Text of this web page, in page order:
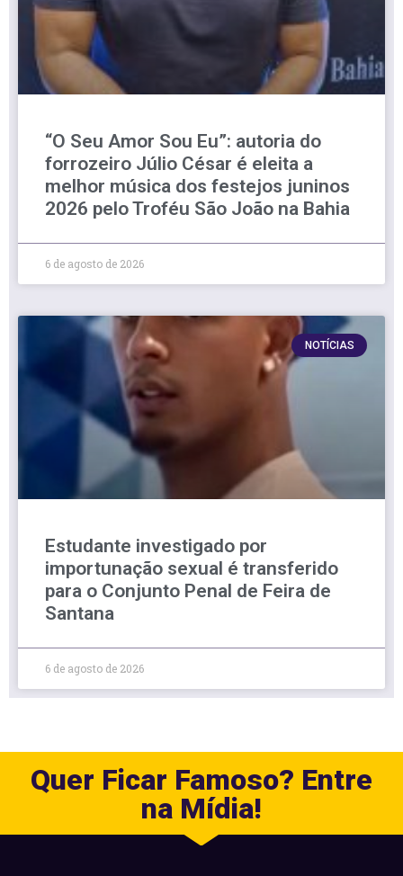
“O Seu Amor Sou Eu”: autoria do
forrozeiro Júlio César é eleita a
melhor música dos festejos juninos
2026 pelo Troféu São João na Bahia
6 de agosto de 2026
NOTÍCIAS
Estudante investigado por
importunação sexual é transferido
para o Conjunto Penal de Feira de
Santana
6 de agosto de 2026
Quer Ficar Famoso? Entre
na Mídia!